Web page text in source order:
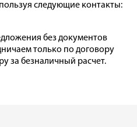
следующие контакты:
без документов
только по договору
за безналичный расчет.